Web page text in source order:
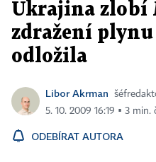
Ukrajina zlobí
zdražení plynu
odložila
Libor Akrman
5. 10. 2009 16:19 ▪ 3 min.
ODEBÍRAT AUTORA